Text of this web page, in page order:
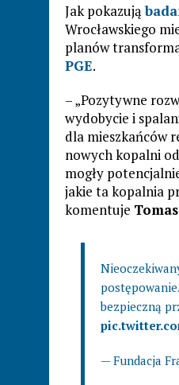
Jak pokazują
Wrocławskiego
planów
PGE.
– „Pozytywne
wydobycie i
dla mieszkańców
nowych kopalni
mogły
jakie ta kopalnia
komentuje
bezpieczną
— Fundacja